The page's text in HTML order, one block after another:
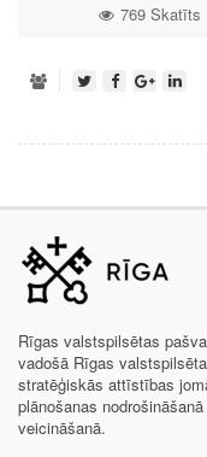
769 Skatīts
Rīgas valstspilsētas
vadošā Rīgas
stratēģiskās attīstības
plānošanas
veicināšanā.